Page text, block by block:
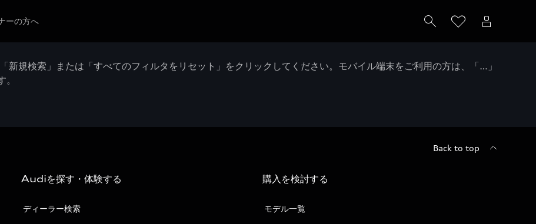
ーの方へ
規検索」または「すべてのフィルタをリセット」をクリックしてください。モバイル端末をご利用の方は、「…」
Back to top
Audiを探す・体験する
ディーラー検索
購入を検討する
モデル一覧